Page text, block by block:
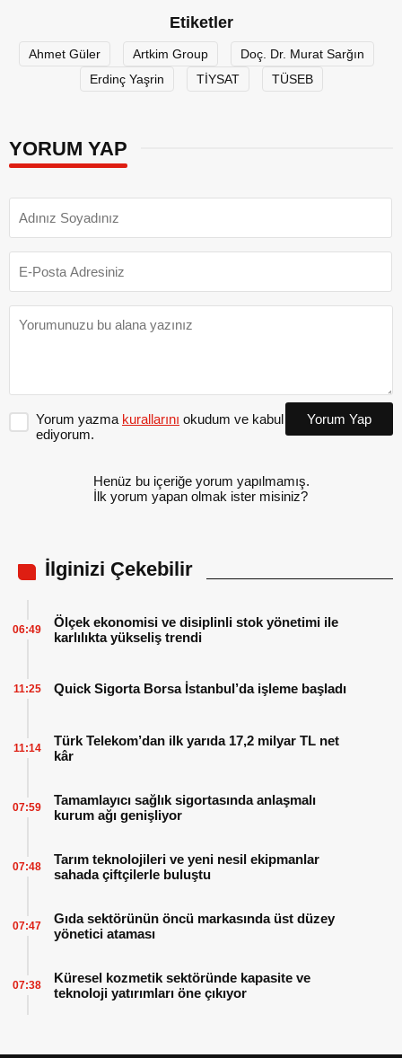
Etiketler
Ahmet Güler Artkim Group
Doç. Dr. Murat Sarğın
Erdinç Yaşrin
TİYSAT TÜSEB
YORUM YAP
Yorum yazma kurallarını okudum ve kabul
ediyorum.
Yorum Yap
Henüz bu içeriğe yorum yapılmamış.
İlk yorum yapan olmak ister misiniz?
İlginizi Çekebilir
Ölçek ekonomisi ve disiplinli stok yönetimi ile
karlılıkta yükseliş trendi
06:49
Quick Sigorta Borsa İstanbul’da işleme başladı
11:25
Türk Telekom’dan ilk yarıda 17,2 milyar TL net
kâr
11:14
Tamamlayıcı sağlık sigortasında anlaşmalı
kurum ağı genişliyor
07:59
Tarım teknolojileri ve yeni nesil ekipmanlar
sahada çiftçilerle buluştu
07:48
Gıda sektörünün öncü markasında üst düzey
yönetici ataması
07:47
Küresel kozmetik sektöründe kapasite ve
teknoloji yatırımları öne çıkıyor
07:38